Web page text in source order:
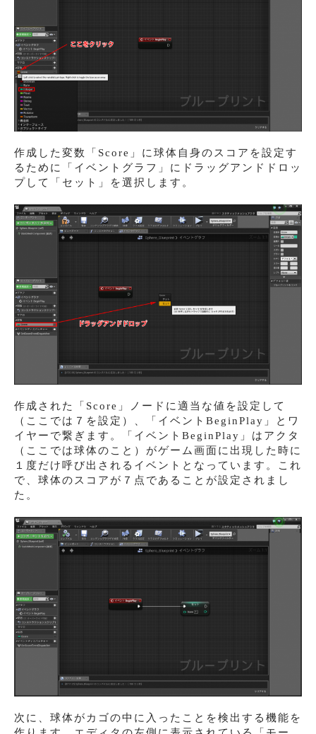
作成した変数「Score」に球体自身のスコアを設定す
るために「イベントグラフ」にドラッグアンドドロッ
プして「セット」を選択します。
作成された「Score」ノードに適当な値を設定して
（ここでは７を設定）、「イベントBeginPlay」とワ
イヤーで繋ぎます。「イベントBeginPlay」はアクタ
（ここでは球体のこと）がゲーム画面に出現した時に
１度だけ呼び出されるイベントとなっています。これ
で、球体のスコアが７点であることが設定されまし
た。
次に、球体がカゴの中に入ったことを検出する機能を